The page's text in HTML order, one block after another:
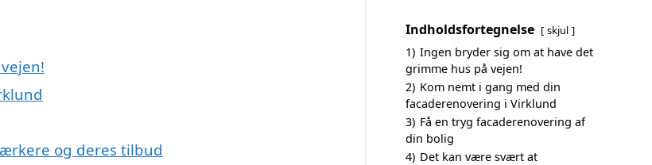
og deres tilbud
Indholdsfortegnelse skjul
1) Ingen bryder sig om at have det
grimme hus på vejen!
2) Kom nemt i gang med din
facaderenovering i Virklund
3) Få en tryg facaderenovering af
din bolig
4) Det kan være svært at